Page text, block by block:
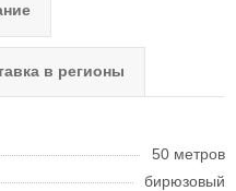
в регионы
50 метров
бирюзовый